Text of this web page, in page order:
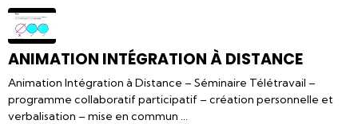
ANIMATION INTÉGRATION À DISTANCE
Animation Intégration à Distance – Séminaire Télétravail –
programme collaboratif participatif – création personnelle et
verbalisation – mise en commun ...